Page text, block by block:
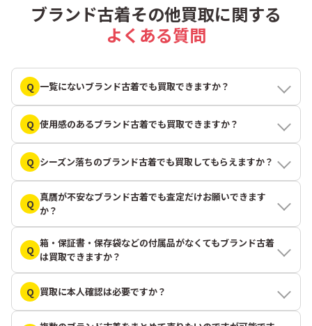
ブランド古着その他買取に関する
よくある質問
Q 一覧にないブランド古着でも買取できますか？
Q 使用感のあるブランド古着でも買取できますか？
Q シーズン落ちのブランド古着でも買取してもらえますか？
Q
真贋が不安なブランド古着でも査定だけお願いできます
か？
Q
箱・保証書・保存袋などの付属品がなくてもブランド古着
は買取できますか？
Q 買取に本人確認は必要ですか？